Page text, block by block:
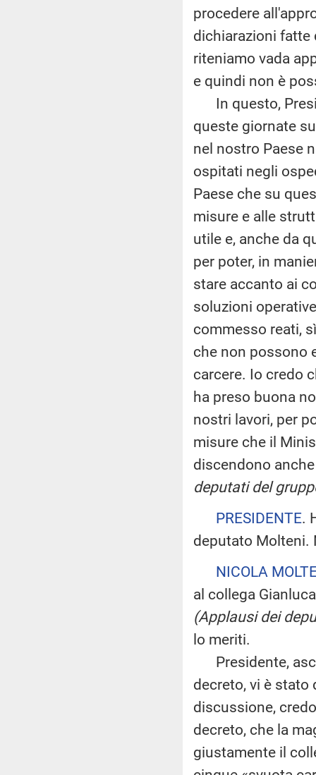
procedere
dichiarazioni fatte
riteniamo vada
e quindi non è
In questo,
queste giornate
nel nostro Paese
ospitati negli
Paese che su
misure e alle
utile e, anche da
per poter, in
stare accanto ai
soluzioni
commesso reati,
che non possono
carcere. Io credo
ha preso buona
nostri lavori, per
misure che il
discendono
deputati del
PRESIDENTE.
deputato Molteni.
NICOLA
al collega
(Applausi dei
lo meriti.
Presidente,
decreto, vi è
discussione,
decreto, che la
giustamente il